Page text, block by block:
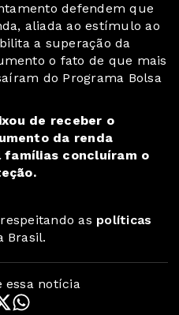
defendem que
aliada ao estímulo ao
a superação da
o fato de que mais
do Programa Bolsa
de receber o
da renda
concluíram o
as políticas
Brasil.
essa notícia